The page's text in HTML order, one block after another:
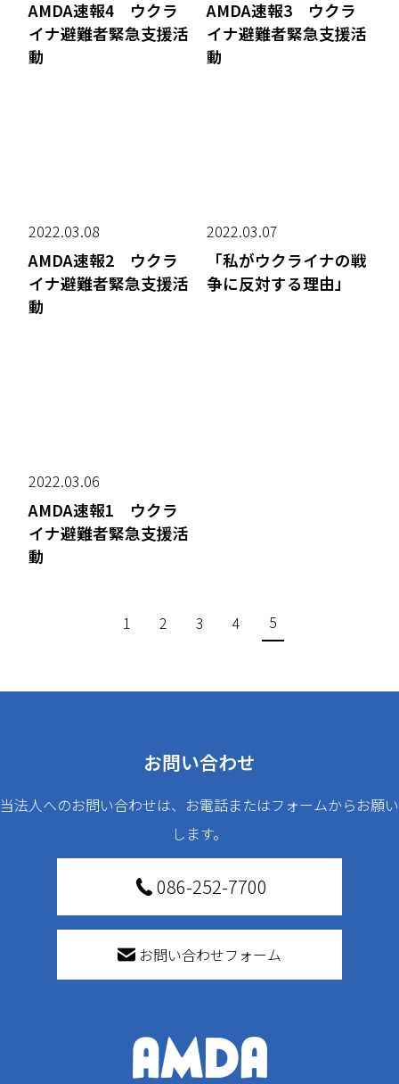
AMDA速報4 ウクラ
イナ避難者緊急支援活
動
AMDA速報3 ウクラ
イナ避難者緊急支援活
動
2022.03.08
AMDA速報2 ウクラ
イナ避難者緊急支援活
動
2022.03.07
「私がウクライナの戦
争に反対する理由」
2022.03.06
AMDA速報1 ウクラ
イナ避難者緊急支援活
動
1 2 3 4 5
お問い合わせ
当法人へのお問い合わせは、お電話またはフォームからお願い
します。
086-252-7700
お問い合わせフォーム